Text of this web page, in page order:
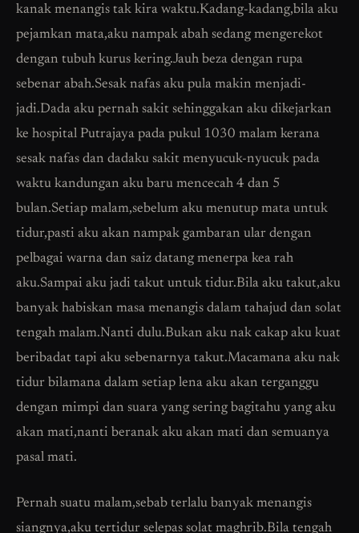
kanak menangis tak kira waktu.Kadang-kadang,bila aku
pejamkan mata,aku nampak abah sedang mengerekot
dengan tubuh kurus kering.Jauh beza dengan rupa
sebenar abah.Sesak nafas aku pula makin menjadi-
jadi.Dada aku pernah sakit sehinggakan aku dikejarkan
ke hospital Putrajaya pada pukul 1030 malam kerana
sesak nafas dan dadaku sakit menyucuk-nyucuk pada
waktu kandungan aku baru mencecah 4 dan 5
bulan.Setiap malam,sebelum aku menutup mata untuk
tidur,pasti aku akan nampak gambaran ular dengan
pelbagai warna dan saiz datang menerpa kea rah
aku.Sampai aku jadi takut untuk tidur.Bila aku takut,aku
banyak habiskan masa menangis dalam tahajud dan solat
tengah malam.Nanti dulu.Bukan aku nak cakap aku kuat
beribadat tapi aku sebenarnya takut.Macamana aku nak
tidur bilamana dalam setiap lena aku akan terganggu
dengan mimpi dan suara yang sering bagitahu yang aku
akan mati,nanti beranak aku akan mati dan semuanya
pasal mati.
Pernah suatu malam,sebab terlalu banyak menangis
siangnya,aku tertidur selepas solat maghrib.Bila tengah